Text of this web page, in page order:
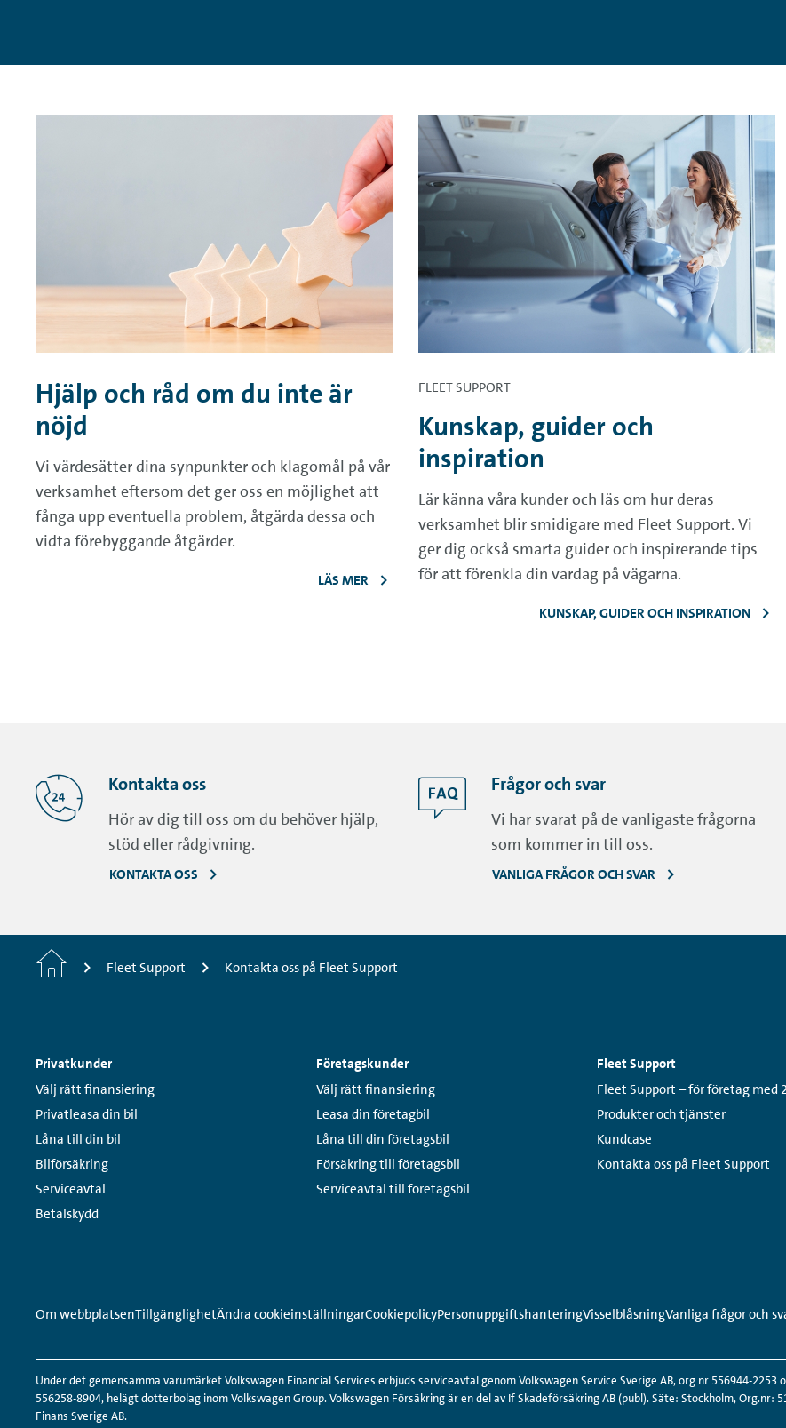
Hjälp och råd om du inte är
nöjd
Vi värdesätter dina synpunkter och klagomål på vår
verksamhet eftersom det ger oss en möjlighet att
fånga upp eventuella problem, åtgärda dessa och
vidta förebyggande åtgärder.
LÄS MER
FLEET SUPPORT
Kunskap, guider och
inspiration
Lär känna våra kunder och läs om hur deras
verksamhet blir smidigare med Fleet Support. Vi
ger dig också smarta guider och inspirerande tips
för att förenkla din vardag på vägarna.
KUNSKAP, GUIDER OCH INSPIRATION
Kontakta oss
Hör av dig till oss om du behöver hjälp,
stöd eller rådgivning.
KONTAKTA OSS
Frågor och svar
Vi har svarat på de vanligaste frågorna
som kommer in till oss.
VANLIGA FRÅGOR OCH SVAR
StartsidaFleet Support Kontakta oss på Fleet Support
Sidfotsmeny
Privatkunder
Links:
Välj rätt finansiering
Privatleasa din bil
Låna till din bil
Bilförsäkring
Serviceavtal
Betalskydd
Företagskunder
Links:
Välj rätt finansiering
Leasa din företagbil
Låna till din företagsbil
Försäkring till företagsbil
Serviceavtal till företagsbil
Fleet Support
Links:
Fleet Support – för företag med
Produkter och tjänster
Kundcase
Kontakta oss på Fleet Support
Snabbmeny
sidfot
Om webbplatsenTillgänglighetÄndra cookieinställningarCookiepolicyPersonuppgiftshanteringVisselblåsningVanliga frågor och
Sociala
medier-
Under det gemensamma varumärket Volkswagen Financial Services erbjuds serviceavtal genom Volkswagen Service Sverige AB, org nr 556944-
556258-8904, helägt dotterbolag inom Volkswagen Group. Volkswagen Försäkring är en del av If Skadeförsäkring AB (publ). Säte: Stockholm,
Finans Sverige AB.